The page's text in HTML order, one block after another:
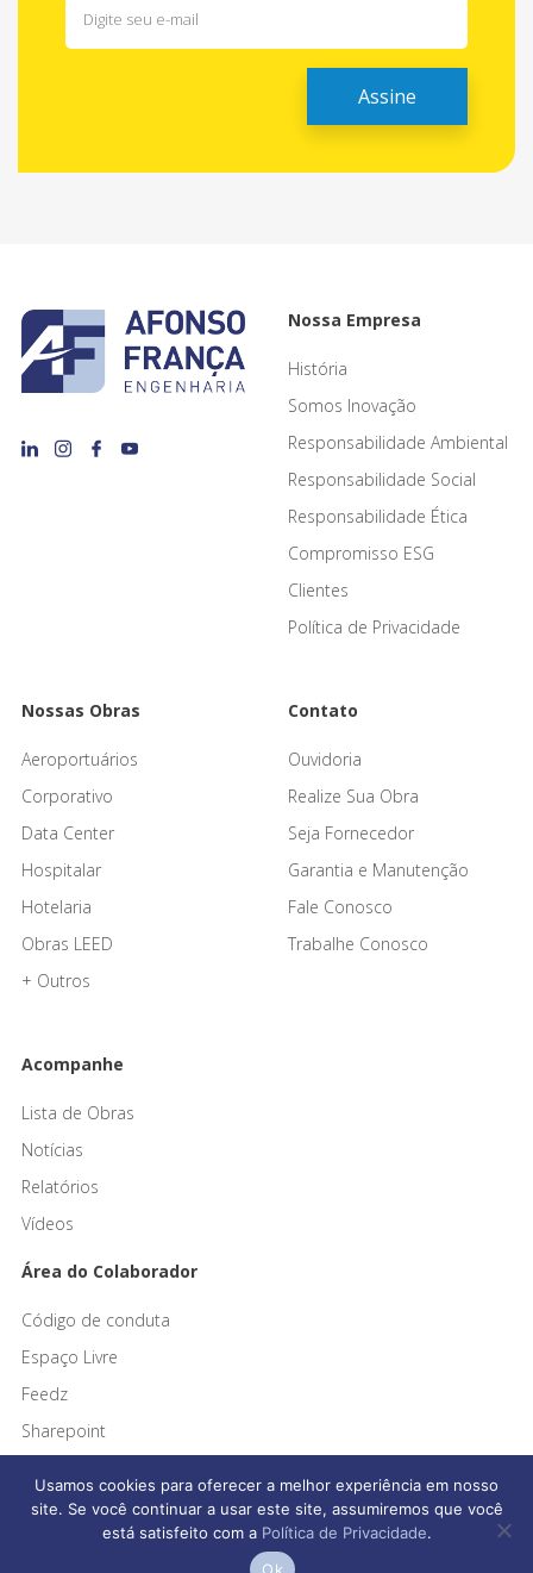
Nossa Empresa
História
Somos Inovação
Responsabilidade Ambiental
Responsabilidade Social
Responsabilidade Ética
Compromisso ESG
Clientes
Política de Privacidade
Nossas Obras
Aeroportuários
Corporativo
Data Center
Hospitalar
Hotelaria
Obras LEED
+ Outros
Contato
Ouvidoria
Realize Sua Obra
Seja Fornecedor
Garantia e Manutenção
Fale Conosco
Trabalhe Conosco
Acompanhe
Lista de Obras
Notícias
Relatórios
Vídeos
Área do Colaborador
Código de conduta
Espaço Livre
Feedz
Sharepoint
Afonso França Engenharia © 2026 Todos os direitos reservados
Usamos cookies para oferecer a melhor experiência em nosso
site. Se você continuar a usar este site, assumiremos que você
está satisfeito com a Política de Privacidade.
Ok